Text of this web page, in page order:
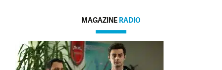
MAGAZINE RADIO